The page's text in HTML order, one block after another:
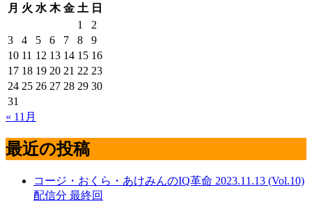
月 火 水 木 金 土 日
1
2
3
4 5 6 7 8
9
10 11 12 13 14 15 16
17 18 19 20 21 22 23
24 25 26 27 28 29 30
31
« 11月
最近の投稿
コージ・おくら・あけみんのIQ革命 2023.11.13 (Vol.10)
配信分 最終回